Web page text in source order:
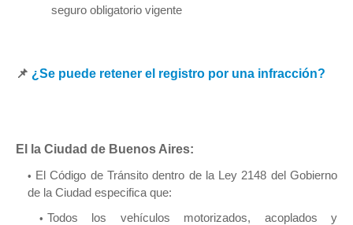
seguro obligatorio vigente
📌 ¿Se puede retener el registro por una infracción?
El la Ciudad de Buenos Aires:
El Código de Tránsito dentro de la Ley 2148 del Gobierno
de la Ciudad especifica que:
Todos los vehículos motorizados, acoplados y